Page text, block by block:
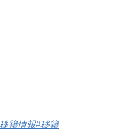
籍情報#移籍